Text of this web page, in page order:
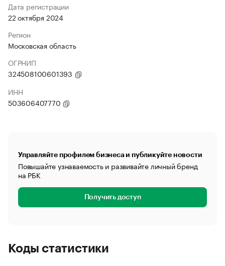
Дата регистрации
22 октября 2024
Регион
Московская область
ОГРНИП
324508100601393
ИНН
503606407770
Управляйте профилем бизнеса и публикуйте новости
Повышайте узнаваемость и развивайте личный бренд
на РБК
Получить доступ
Коды статистики